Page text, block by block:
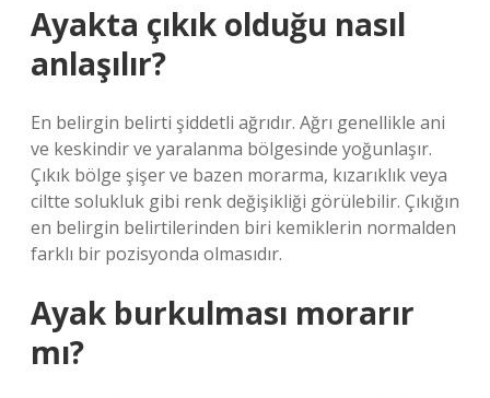
Ayakta çıkık olduğu nasıl
anlaşılır?
En belirgin belirti şiddetli ağrıdır. Ağrı genellikle ani
ve keskindir ve yaralanma bölgesinde yoğunlaşır.
Çıkık bölge şişer ve bazen morarma, kızarıklık veya
ciltte solukluk gibi renk değişikliği görülebilir. Çıkığın
en belirgin belirtilerinden biri kemiklerin normalden
farklı bir pozisyonda olmasıdır.
Ayak burkulması morarır
mı?